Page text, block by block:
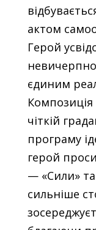
актом
Герой
єдиним
чіткій
програму
герой
— «Сили»
сильніше